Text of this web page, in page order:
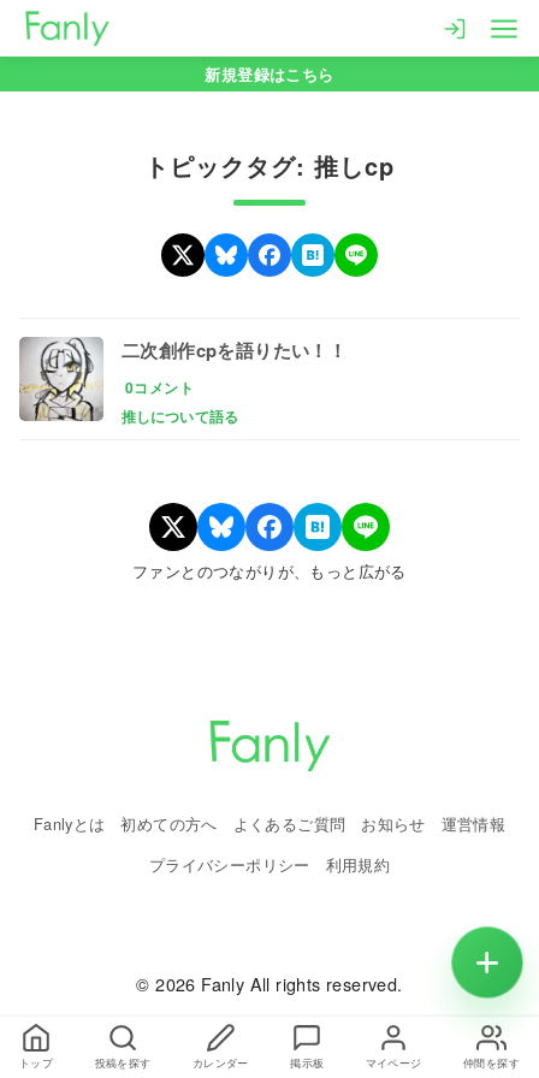
新規登録はこちら
トピックタグ: 推しcp
二次創作cpを語りたい！！
0コメント
推しについて語る
ファンとのつながりが、もっと広がる
Fanlyとは 初めての方へ よくあるご質問 お知らせ
運営情報
プライバシーポリシー
利用規約
© 2026 Fanly All rights reserved.
トップ 投稿を探す カレンダー 掲示板 マイページ 仲間を探す